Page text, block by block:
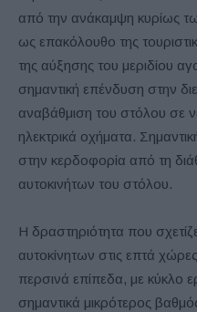
από την ανάκαμψη κυρίως
ως επακόλουθο της
της αύξησης του μεριδίου
σημαντική επένδυση στην
αναβάθμιση του στόλου σε
ηλεκτρικά οχήματα.
στην κερδοφορία από τη
αυτοκινήτων του στόλου.
Η δραστηριότητα που
αυτοκίνητων στις επτά
περσινά επίπεδα, με κύκλο
σημαντικά μικρότερος